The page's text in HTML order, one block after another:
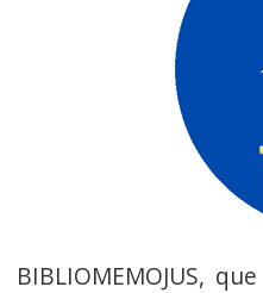
BIBLIOMEMOJUS,